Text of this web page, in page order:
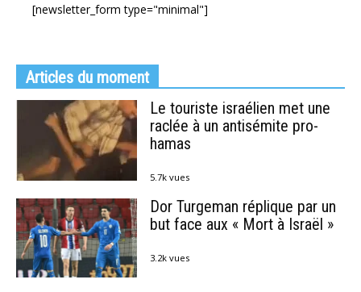
[newsletter_form type="minimal"]
Articles du moment
Le touriste israélien met une
raclée à un antisémite pro-
hamas
5.7k vues
Dor Turgeman réplique par un
but face aux « Mort à Israël »
3.2k vues